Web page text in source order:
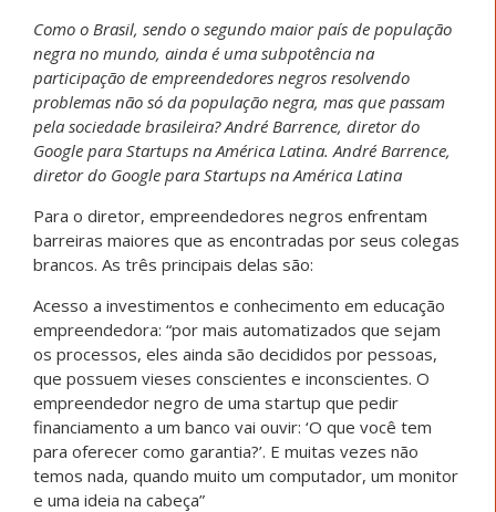
Como o Brasil, sendo o segundo maior país de população
negra no mundo, ainda é uma subpotência na
participação de empreendedores negros resolvendo
problemas não só da população negra, mas que passam
pela sociedade brasileira? André Barrence, diretor do
Google para Startups na América Latina. André Barrence,
diretor do Google para Startups na América Latina
Para o diretor, empreendedores negros enfrentam
barreiras maiores que as encontradas por seus colegas
brancos. As três principais delas são:
Acesso a investimentos e conhecimento em educação
empreendedora: “por mais automatizados que sejam
os processos, eles ainda são decididos por pessoas,
que possuem vieses conscientes e inconscientes. O
empreendedor negro de uma startup que pedir
financiamento a um banco vai ouvir: ‘O que você tem
para oferecer como garantia?’. E muitas vezes não
temos nada, quando muito um computador, um monitor
e uma ideia na cabeça”